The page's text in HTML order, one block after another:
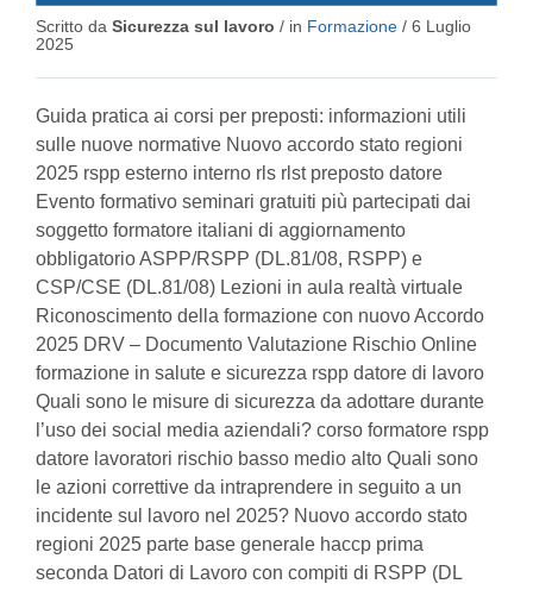
Scritto da Sicurezza sul lavoro / in Formazione / 6 Luglio
2025
Guida pratica ai corsi per preposti: informazioni utili
sulle nuove normative Nuovo accordo stato regioni
2025 rspp esterno interno rls rlst preposto datore
Evento formativo seminari gratuiti più partecipati dai
soggetto formatore italiani di aggiornamento
obbligatorio ASPP/RSPP (DL.81/08, RSPP) e
CSP/CSE (DL.81/08) Lezioni in aula realtà virtuale
Riconoscimento della formazione con nuovo Accordo
2025 DRV – Documento Valutazione Rischio Online
formazione in salute e sicurezza rspp datore di lavoro
Quali sono le misure di sicurezza da adottare durante
l’uso dei social media aziendali? corso formatore rspp
datore lavoratori rischio basso medio alto Quali sono
le azioni correttive da intraprendere in seguito a un
incidente sul lavoro nel 2025? Nuovo accordo stato
regioni 2025 parte base generale haccp prima
seconda Datori di Lavoro con compiti di RSPP (DL